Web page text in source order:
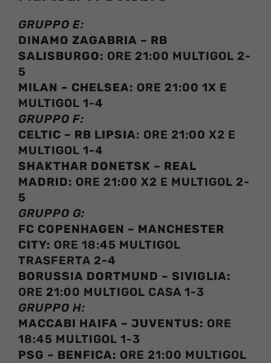
GRUPPO E:
DINAMO ZAGABRIA – RB
SALISBURGO: ORE 21:00 MULTIGOL 2-
5
MILAN – CHELSEA: ORE 21:00 1X E
MULTIGOL 1-4
GRUPPO F:
CELTIC – RB LIPSIA: ORE 21:00 X2 E
MULTIGOL 1-4
SHAKTHAR DONETSK – REAL
MADRID: ORE 21:00 X2 E MULTIGOL 2-
5
GRUPPO G:
FC COPENHAGEN – MANCHESTER
CITY: ORE 18:45 MULTIGOL
TRASFERTA 2-4
BORUSSIA DORTMUND – SIVIGLIA:
ORE 21:00 MULTIGOL CASA 1-3
GRUPPO H:
MACCABI HAIFA – JUVENTUS: ORE
18:45 MULTIGOL 1-3
PSG – BENFICA: ORE 21:00 MULTIGOL